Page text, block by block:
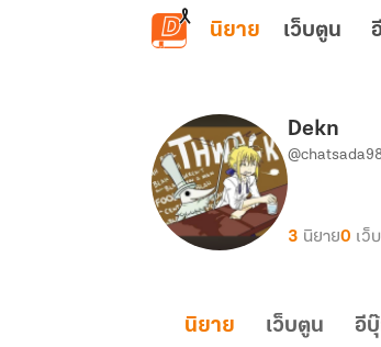
ข้ามไปยังเนื้อหาหลัก
นิยาย เว็บตูน
Dekn
3 นิยาย0 เว็
นิยาย เว็บตูน อี